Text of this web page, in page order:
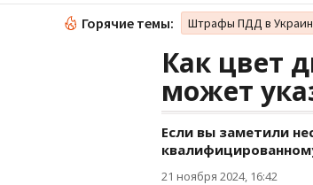
Горячие темы: Штрафы ПДД в
Как цвет
может
Если вы заметили
21 ноября 2024, 16:42